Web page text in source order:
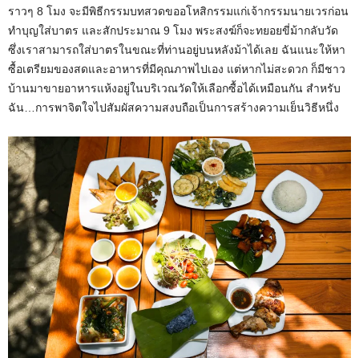
ราวๆ 8 โมง จะมีพิธีกรรมบทสวดขออโหสิกรรมแก่เจ้ากรรมนายเวรก่อน
ทำบุญใส่บาตร และสักประมาณ 9 โมง พระสงฆ์ก็จะทยอยขี่ม้ากลับวัด
ซึ่งเราสามารถใส่บาตรในขณะที่ท่านอยู่บนหลังม้าได้เลย ฉันแนะให้หา
ซื้อเตรียมของสดและอาหารที่มีคุณภาพไปเอง แต่หากไม่สะดวก ก็มีชาว
บ้านมาขายอาหารแห้งอยู่ในบริเวณวัดให้เลือกซื้อได้เหมือนกัน สำหรับ
ฉัน…การพาจิตใจไปสัมผัสความสงบถือเป็นการสร้างความเย็นวิธีหนึ่ง